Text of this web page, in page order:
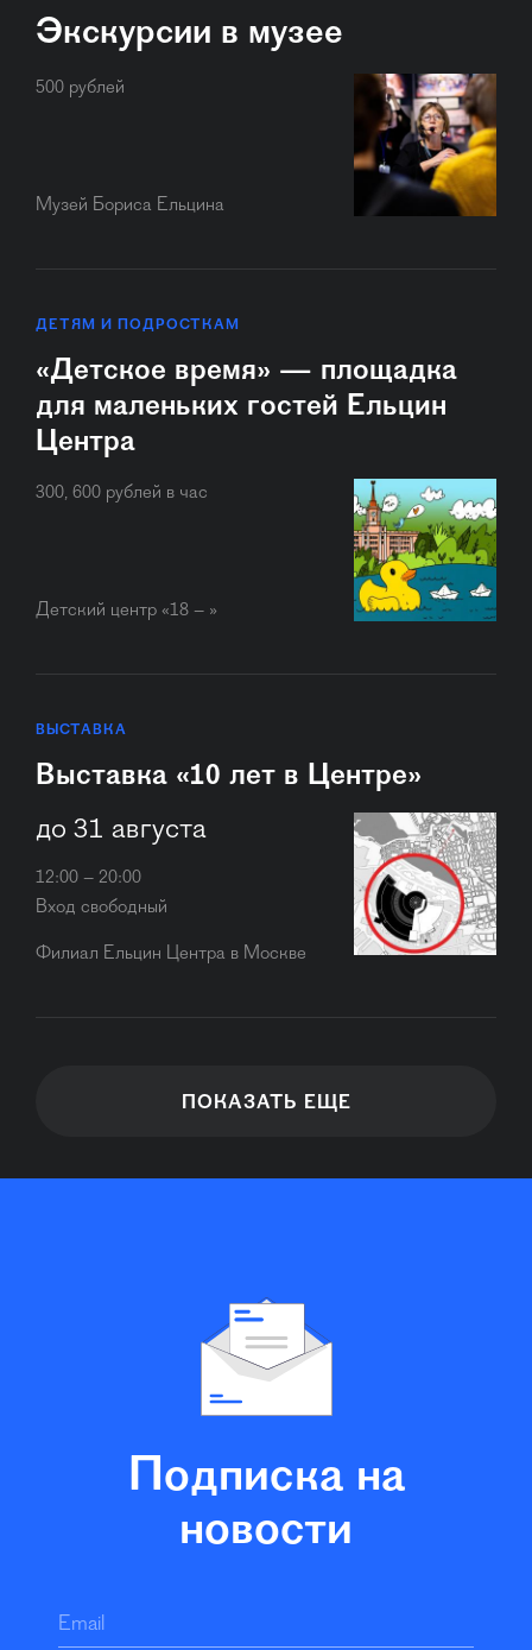
Экскурсии в музее
500 рублей
Музей Бориса Ельцина
ДЕТЯМ И ПОДРОСТКАМ
«Детское время» — площадка
для маленьких гостей Ельцин
Центра
300, 600 рублей в час
Детский центр «18 – »
ВЫСТАВКА
Выставка «10 лет в Центре»
до 31 августа
12:00 – 20:00
Вход свободный
Филиал Ельцин Центра в Москве
ПОКАЗАТЬ ЕЩЕ
Подписка на
новости
Email